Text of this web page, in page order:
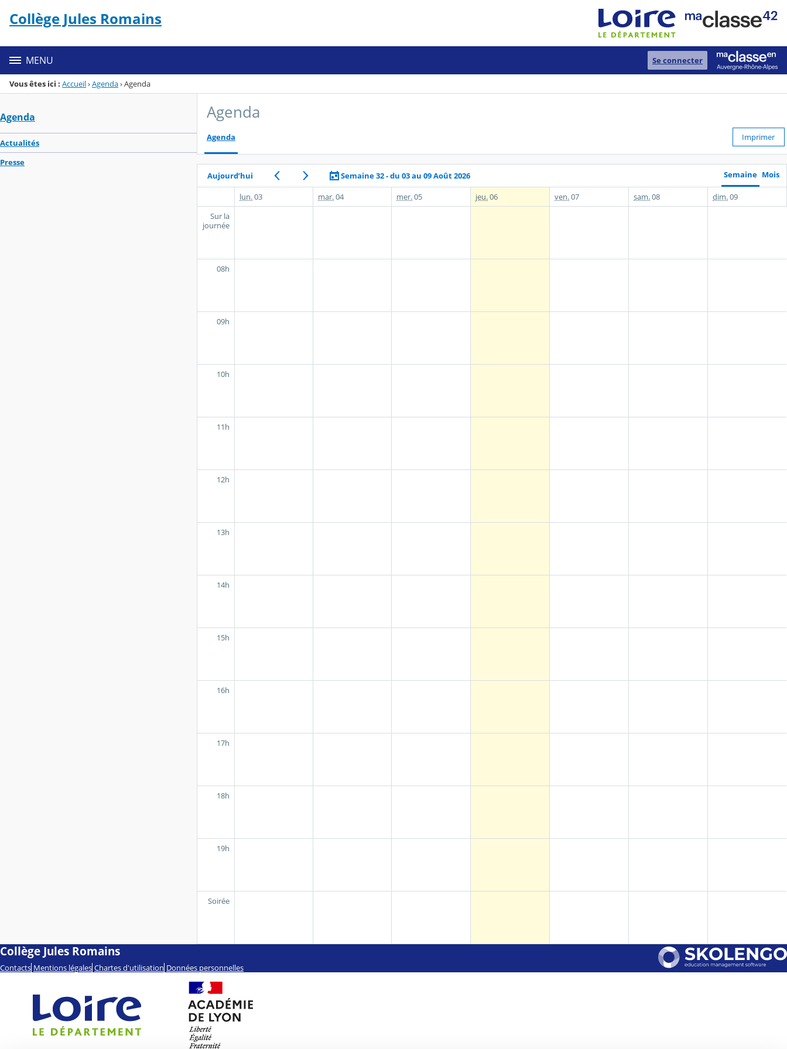
Menu de la rubrique
Contenu
Collège Jules Romains
MENU Se connecter
Vous êtes ici : Accueil›Agenda›Agenda
Agenda
Actualités
Presse
Agenda
Agenda Imprimer
Aujourd’hui Semaine 32 - du 03 au 09 Août 2026 Semaine Mois
lun.03 mar.04 mer.05 jeu.06 ven.07 sam.08 dim.09
Sur la
journée
08h
09h
10h
11h
12h
13h
14h
15h
16h
17h
18h
19h
Soirée
Collège Jules Romains
Contacts Mentions légales Chartes d'utilisation Données personnelles